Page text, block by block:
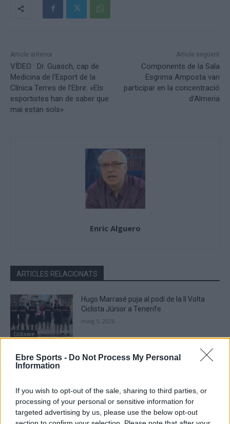
Ebre Sports - Do Not Process My Personal
Information
If you wish to opt-out of the sale, sharing to third parties, or
processing of your personal or sensitive information for
targeted advertising by us, please use the below opt-out
Article anterior
VÍDEO · Dr. Guasch, cap de
Medicina de l’Esport de la
Clínica Terres de l’Ebre: «Els
esportistes han de saber que
mai estan sols»
Article següent
Components de la Sala
Esgrima Amposta van
participar en la concentració
d’Almeria
Enric Alguero
ARTICLES RELACIONATS
Ciclisme
Hugo Marrasé puja al podi de la II Volta
Ciclista Júnior a Tenerife
maig 5, 2026
Ciclisme
Edu Prades afegeix més punts UCI a la
Hugo Marrasé s’imposa a Puigverd en el